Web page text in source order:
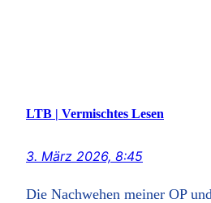
LTB | Vermischtes Lesen
3. März 2026, 8:45
Die Nachwehen meiner OP